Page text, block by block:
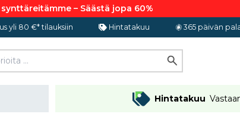
– Säästä jopa 60%
yli 80 €* tilauksiin Hintatakuu 365 päivän
Hintatakuu